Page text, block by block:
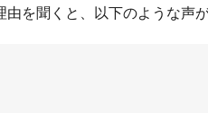
を聞くと、以下のような声